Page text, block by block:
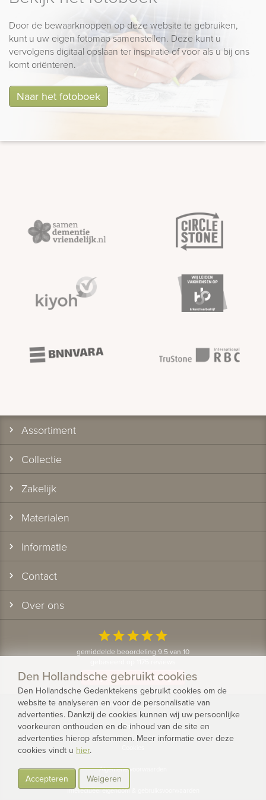
Door de bewaarknoppen op deze website te gebruiken,
kunt u uw eigen fotomap samenstellen. Deze kunt u
vervolgens digitaal opslaan ter inspiratie of voor als u bij ons
komt oriënteren.
Naar het fotoboek
Assortiment
Collectie
Zakelijk
Materialen
Informatie
Contact
Over ons
starstarstarstarstar
gemiddelde beoordeling 9.5 van 10
Bekijk alle klantervaringen
© 2026 - Den Hollandsche Gedenktekens
Privacy
Algemene voorwaarden
Intellectueel eigendom & gebruiksvoorwaarden
Den Hollandsche gebruikt cookies
Den Hollandsche Gedenktekens gebruikt cookies om de
website te analyseren en voor de personalisatie van
advertenties. Dankzij de cookies kunnen wij uw persoonlijke
voorkeuren onthouden en de inhoud van de site en
advertenties hierop afstemmen. Meer informatie over deze
cookies vindt u hier.
Accepteren Weigeren